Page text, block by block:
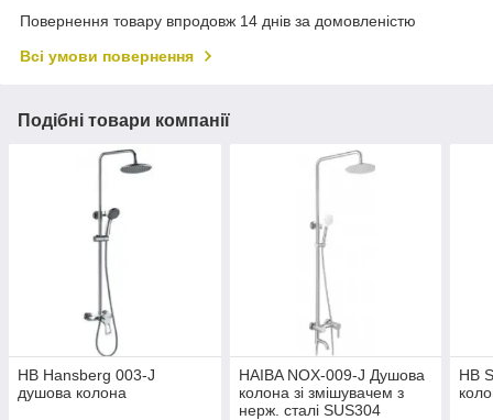
Повернення товару впродовж 14 днів за домовленістю
Всі умови повернення
Подібні товари компанії
HB Hansberg 003-J
душова колона
HAIBA NOX-009-J Душова
колона зі змішувачем з
нерж. сталі SUS304
HB